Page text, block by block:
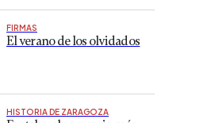
FIRMAS
El verano de los olvidados
HISTORIA DE ZARAGOZA